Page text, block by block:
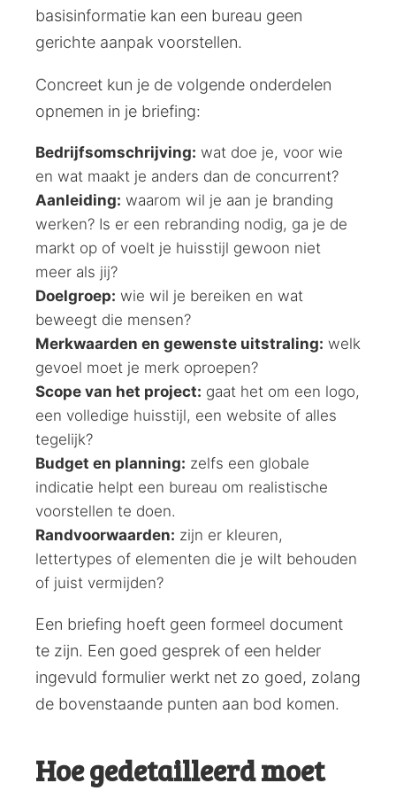
basisinformatie kan een bureau geen
gerichte aanpak voorstellen.
Concreet kun je de volgende onderdelen
opnemen in je briefing:
Bedrijfsomschrijving: wat doe je, voor wie
en wat maakt je anders dan de concurrent?
Aanleiding: waarom wil je aan je branding
werken? Is er een rebranding nodig, ga je de
markt op of voelt je huisstijl gewoon niet
meer als jij?
Doelgroep: wie wil je bereiken en wat
beweegt die mensen?
Merkwaarden en gewenste uitstraling: welk
gevoel moet je merk oproepen?
Scope van het project: gaat het om een logo,
een volledige huisstijl, een website of alles
tegelijk?
Budget en planning: zelfs een globale
indicatie helpt een bureau om realistische
voorstellen te doen.
Randvoorwaarden: zijn er kleuren,
lettertypes of elementen die je wilt behouden
of juist vermijden?
Een briefing hoeft geen formeel document
te zijn. Een goed gesprek of een helder
ingevuld formulier werkt net zo goed, zolang
de bovenstaande punten aan bod komen.
Hoe gedetailleerd moet